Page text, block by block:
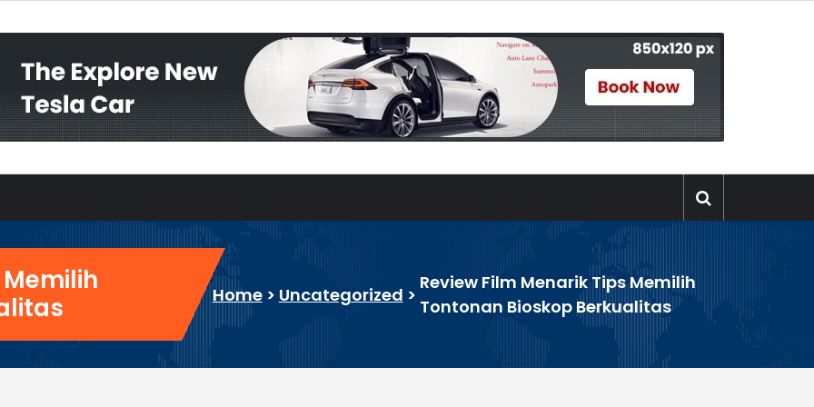
Home> Uncategorized >
Review Film Menarik Tips Memilih
Tontonan Bioskop Berkualitas